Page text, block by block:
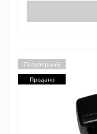
Популярный
Продано